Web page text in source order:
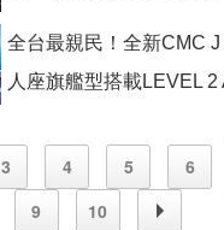
全台最親民！全新CMC
人座旗艦型搭載LEVEL 2
3 4 5 6
9
10